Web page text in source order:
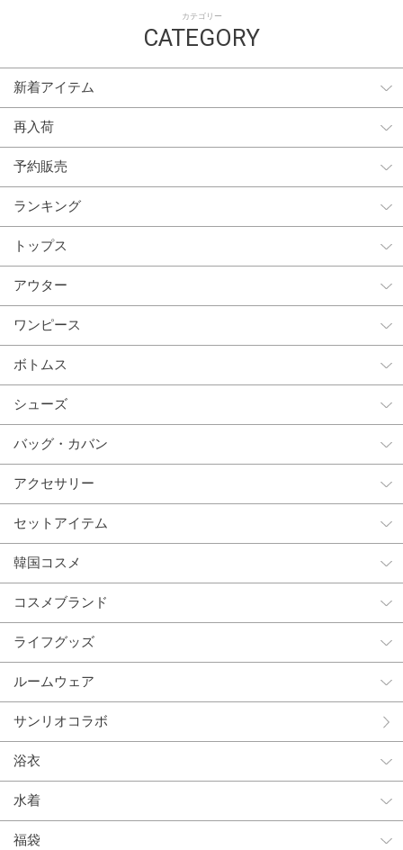
カテゴリー
CATEGORY
新着アイテム
再入荷
予約販売
ランキング
トップス
アウター
ワンピース
ボトムス
シューズ
バッグ・カバン
アクセサリー
セットアイテム
韓国コスメ
コスメブランド
ライフグッズ
ルームウェア
サンリオコラボ
浴衣
水着
福袋